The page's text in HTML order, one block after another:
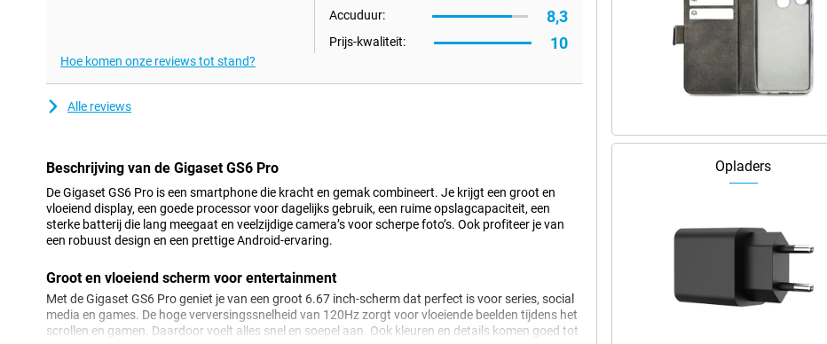
Accuduur: 8,3
Prijs-kwaliteit: 10
Hoe komen onze reviews tot stand?
Alle reviews
Beschrijving van de Gigaset GS6 Pro
De Gigaset GS6 Pro is een smartphone die kracht en gemak combineert. Je krijgt een groot en
vloeiend display, een goede processor voor dagelijks gebruik, een ruime opslagcapaciteit, een
sterke batterij die lang meegaat en veelzijdige camera’s voor scherpe foto’s. Ook profiteer je van
een robuust design en een prettige Android-ervaring.
Groot en vloeiend scherm voor entertainment
Met de Gigaset GS6 Pro geniet je van een groot 6.67 inch-scherm dat perfect is voor series, social
media en games. De hoge verversingssnelheid van 120Hz zorgt voor vloeiende beelden tijdens het
scrollen en gamen. Daardoor voelt alles snel en soepel aan. Ook kleuren en details komen goed tot
Opladers